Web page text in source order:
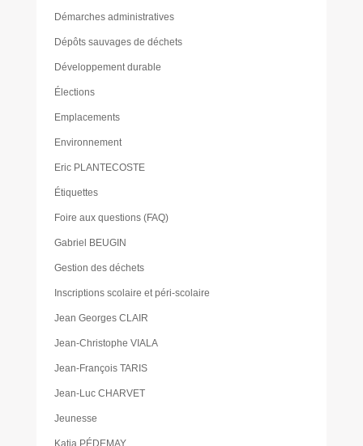
Démarches administratives
Dépôts sauvages de déchets
Développement durable
Élections
Emplacements
Environnement
Eric PLANTECOSTE
Étiquettes
Foire aux questions (FAQ)
Gabriel BEUGIN
Gestion des déchets
Inscriptions scolaire et péri-scolaire
Jean Georges CLAIR
Jean-Christophe VIALA
Jean-François TARIS
Jean-Luc CHARVET
Jeunesse